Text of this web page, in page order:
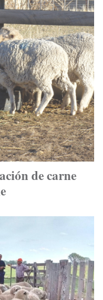
de carne